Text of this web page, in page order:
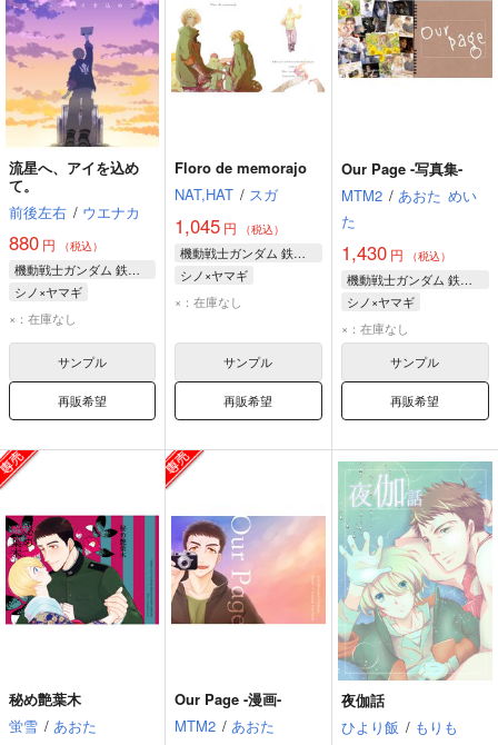
流星へ、アイを込め
て。
前後左右 / ウエナカ
880 円 （税込）
機動戦士ガンダム 鉄血のオルフェンズ
シノ×ヤマギ
ノルバ・シノ
×：在庫なし
サンプル
再販希望
Floro de memorajo
NAT,HAT / スガ
1,045 円 （税込）
機動戦士ガンダム 鉄血のオルフェンズ
シノ×ヤマギ
ノルバ・シノ
ユージン・セブンスターク
×：在庫なし
サンプル
再販希望
Our Page -写真集-
MTM2 / あおた めい
た
1,430円 （税込）
機動戦士ガンダム 鉄血のオルフェンズ
シノ×ヤマギ
ノルバ・シノ
ヤマギ・ギルマトン
×：在庫なし
サンプル
再販希望
秘め艶葉木
蛍雪 / あおた
Our Page -漫画-
MTM2 / あおた
夜伽話
ひより飯 / もりも